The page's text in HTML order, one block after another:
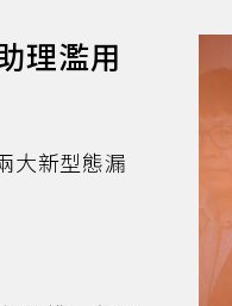
理濫用
大新型態漏